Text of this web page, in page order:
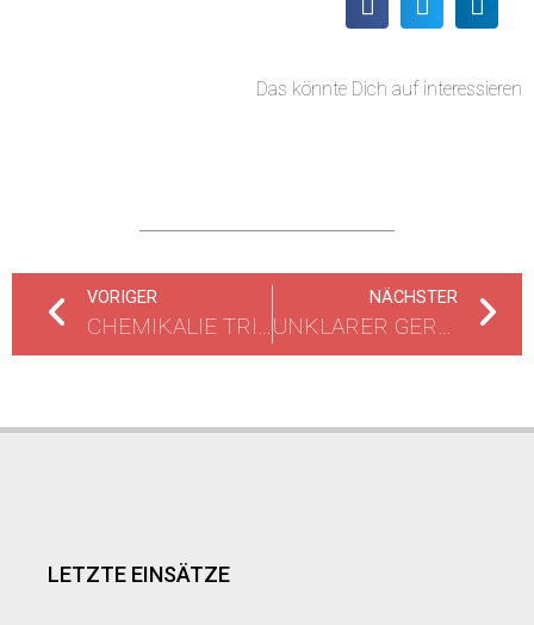
Das könnte Dich auf interessieren
VORIGER NÄCHSTER
LETZTE EINSÄTZE